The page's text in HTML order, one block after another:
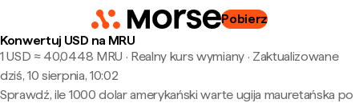
Pobierz
Konwertuj USD na MRU
1 USD ≈ 40,0448 MRU · Realny kurs wymiany· Zaktualizowane
dziś, 10 sierpnia, 10:02
Sprawdź, ile 1000 dolar amerykański warte ugija mauretańska po